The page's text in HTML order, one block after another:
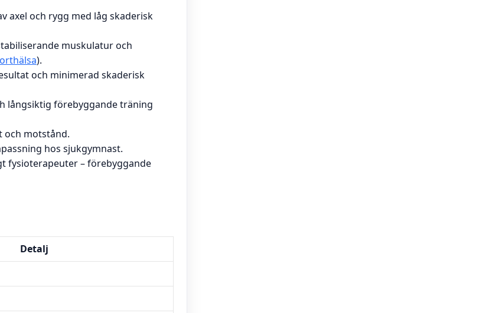
axel och rygg med låg skaderisk
muskulatur och
).
och minimerad skaderisk
långsiktig förebyggande träning
och motstånd.
hos sjukgymnast.
fysioterapeuter – förebyggande
Detalj